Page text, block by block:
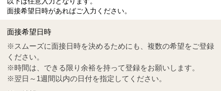
Tel
0570-55-0314
面接希望日時があればご入力ください。
面接希望日時
※スムーズに面接日時を決めるためにも、複数の希望をご登録
ください。
※時間は、できる限り余裕を持って登録をお願いします。
※翌日～1週間以内の日付を指定してください。